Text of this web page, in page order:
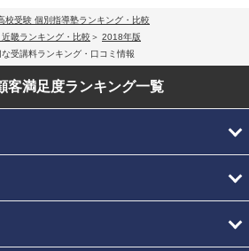
校受験 個別指導塾ランキング・比較
畿ランキング・比較
2018年版
受講料ランキング・口コミ情報
客満足度ランキング一覧